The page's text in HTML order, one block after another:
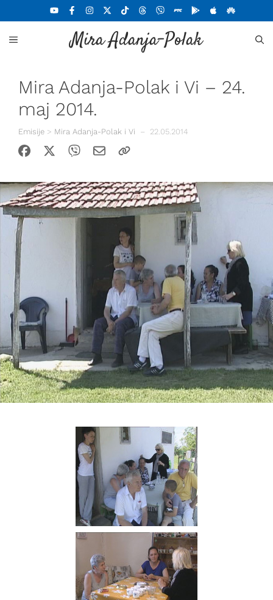
na
sadržaj
Mira Adanja-Polak
MENU
Mira Adanja-Polak i Vi – 24.
maj 2014.
Emisije > Mira Adanja-Polak i Vi – 22.05.2014